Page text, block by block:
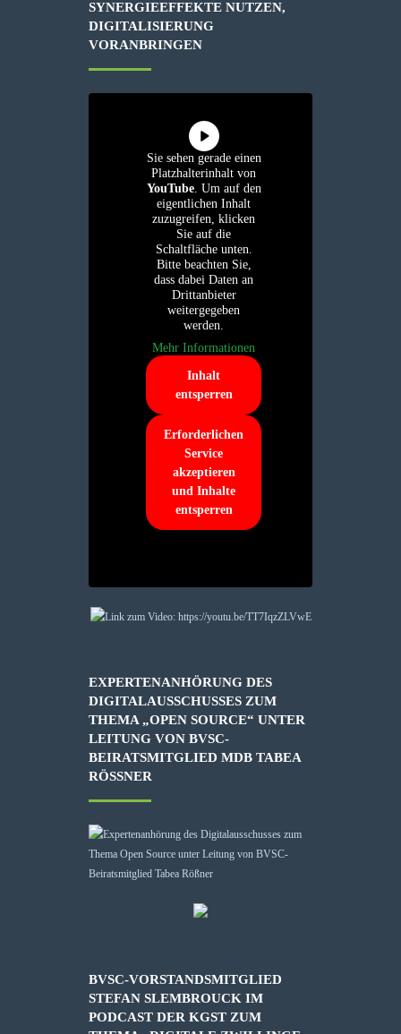
SYNERGIEEFFEKTE NUTZEN,
DIGITALISIERUNG
VORANBRINGEN
Sie sehen gerade einen
Platzhalterinhalt von
YouTube. Um auf den
eigentlichen Inhalt
zuzugreifen, klicken
Sie auf die
Schaltfläche unten.
Bitte beachten Sie,
dass dabei Daten an
Drittanbieter
weitergegeben
werden.
Mehr Informationen
Inhalt
entsperren
Erforderlichen
Service
akzeptieren
und Inhalte
entsperren
EXPERTENANHÖRUNG DES
DIGITALAUSSCHUSSES ZUM
THEMA „OPEN SOURCE“ UNTER
LEITUNG VON BVSC-
BEIRATSMITGLIED MDB TABEA
RÖSSNER
BVSC-VORSTANDSMITGLIED
STEFAN SLEMBROUCK IM
PODCAST DER KGST ZUM